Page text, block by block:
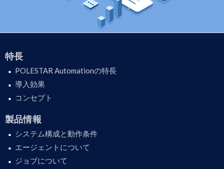
特長
POLESTAR Automationの特長
導入効果
コンセプト
製品情報
システム構成と動作条件
エージェントについて
ジョブについて